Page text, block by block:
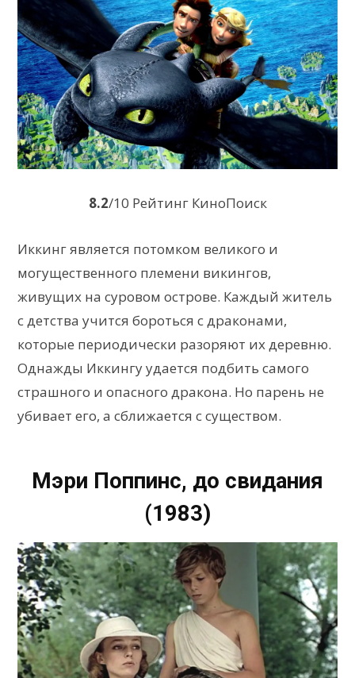
8.2/10 Рейтинг КиноПоиск
Иккинг является потомком великого и
могущественного племени викингов,
живущих на суровом острове. Каждый житель
с детства учится бороться с драконами,
которые периодически разоряют их деревню.
Однажды Иккингу удается подбить самого
страшного и опасного дракона. Но парень не
убивает его, а сближается с существом.
Мэри Поппинс, до свидания
(1983)